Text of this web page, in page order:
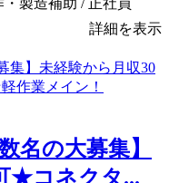
製造補助 / 正社員
詳細を表示
名の大募集】
★コネクタ...